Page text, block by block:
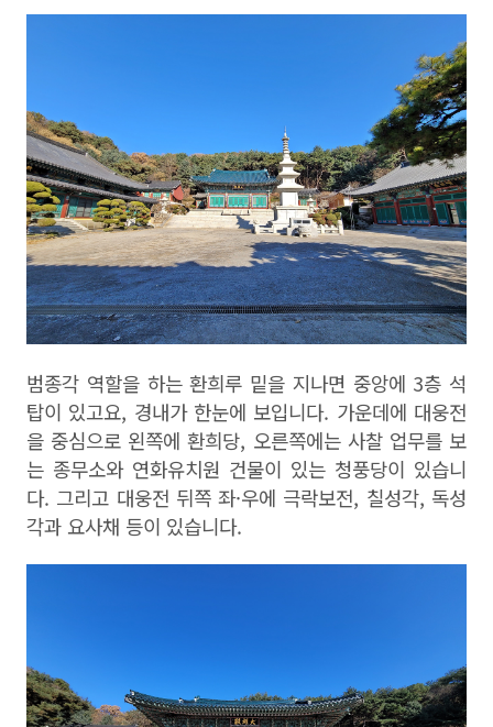
범종각 역할을 하는 환희루 밑을 지나면 중앙에 3층 석
탑이 있고요, 경내가 한눈에 보입니다. 가운데에 대웅전
을 중심으로 왼쪽에 환희당, 오른쪽에는 사찰 업무를 보
는 종무소와 연화유치원 건물이 있는 청풍당이 있습니
다. 그리고 대웅전 뒤쪽 좌·우에 극락보전, 칠성각, 독성
각과 요사채 등이 있습니다.